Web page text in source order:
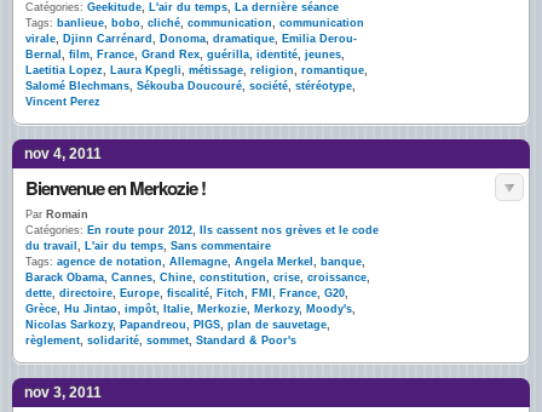
Catégories: Geekitude, L'air du temps, La dernière séance
Tags: banlieue, bobo, cliché, communication, communication
virale, Djinn Carrénard , Donoma, dramatique, Emilia Derou-
Bernal , film, France, Grand Rex, guérilla, identité, jeunes,
Laetitia Lopez, Laura Kpegli, métissage, religion, romantique,
Salomé Blechmans, Sékouba Doucouré, société, stéréotype,
Vincent Perez
nov 4, 2011
Bienvenue en Merkozie !
Par Romain
Catégories: En route pour 2012,
Ils cassent nos grèves et le code
du travail , L'air du temps, Sans commentaire
Tags: agence de notation, Allemagne, Angela Merkel , banque,
Barack Obama, Cannes, Chine, constitution, crise, croissance,
dette, directoire, Europe, fiscalité, Fitch, FMI , France, G20,
Grèce, Hu Jintao, impôt, Italie, Merkozie, Merkozy, Moody's,
Nicolas Sarkozy, Papandreou, PIGS, plan de sauvetage,
règlement, solidarité, sommet, Standard & Poor's
nov 3, 2011